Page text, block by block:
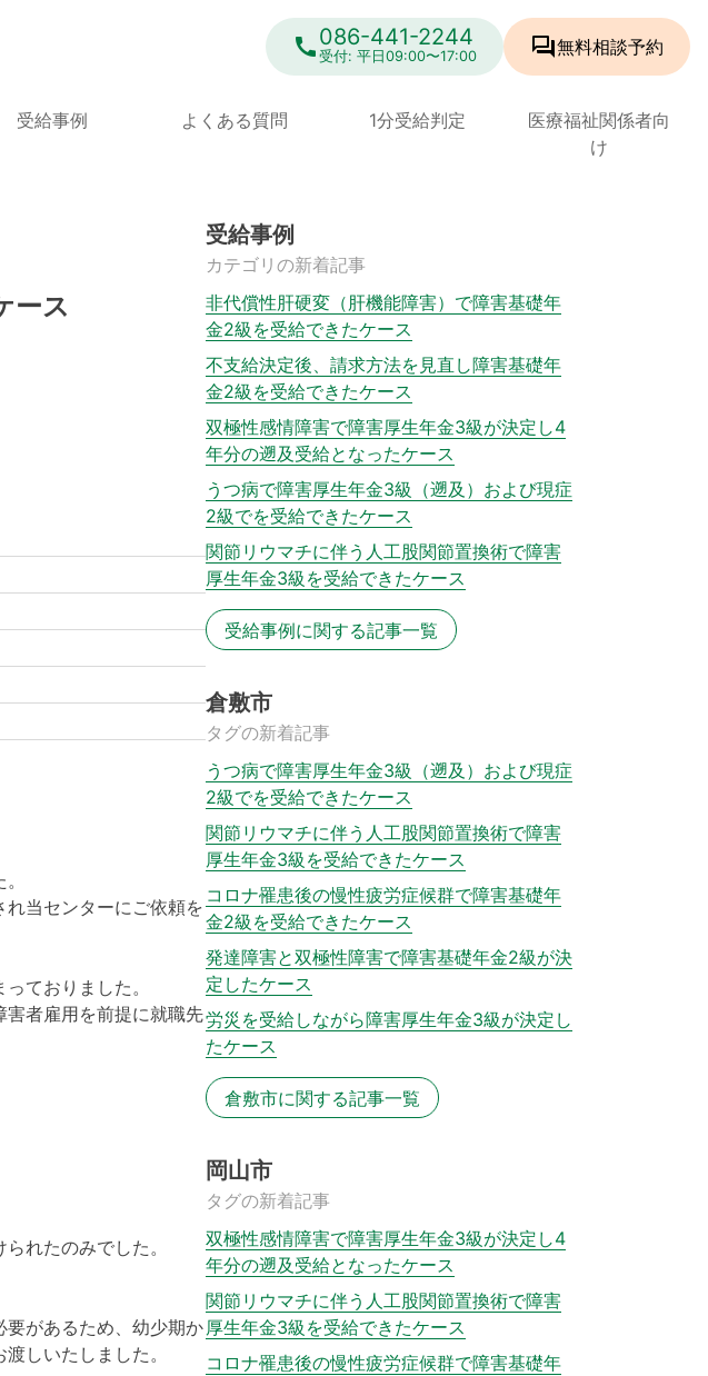
call086-441-2244
受付: 平日09:00〜17:00 forum無料相談予約
受給事例 よくある質問 1分受給判定
医療福祉関係者向
け
ース
当センターにご依頼を
ておりました。
者雇用を前提に就職先
れたのみでした。
があるため、幼少期か
しいたしました。
受給事例
カテゴリの新着記事
非代償性肝硬変（肝機能障害）で障害基礎年
金2級を受給できたケース
不支給決定後、請求方法を見直し障害基礎年
金2級を受給できたケース
双極性感情障害で障害厚生年金3級が決定し4
年分の遡及受給となったケース
うつ病で障害厚生年金3級（遡及）および現症
2級でを受給できたケース
関節リウマチに伴う人工股関節置換術で障害
厚生年金3級を受給できたケース
受給事例に関する記事一覧
倉敷市
タグの新着記事
うつ病で障害厚生年金3級（遡及）および現症
2級でを受給できたケース
関節リウマチに伴う人工股関節置換術で障害
厚生年金3級を受給できたケース
コロナ罹患後の慢性疲労症候群で障害基礎年
金2級を受給できたケース
発達障害と双極性障害で障害基礎年金2級が決
定したケース
労災を受給しながら障害厚生年金3級が決定し
たケース
倉敷市に関する記事一覧
岡山市
タグの新着記事
双極性感情障害で障害厚生年金3級が決定し4
年分の遡及受給となったケース
関節リウマチに伴う人工股関節置換術で障害
厚生年金3級を受給できたケース
コロナ罹患後の慢性疲労症候群で障害基礎年